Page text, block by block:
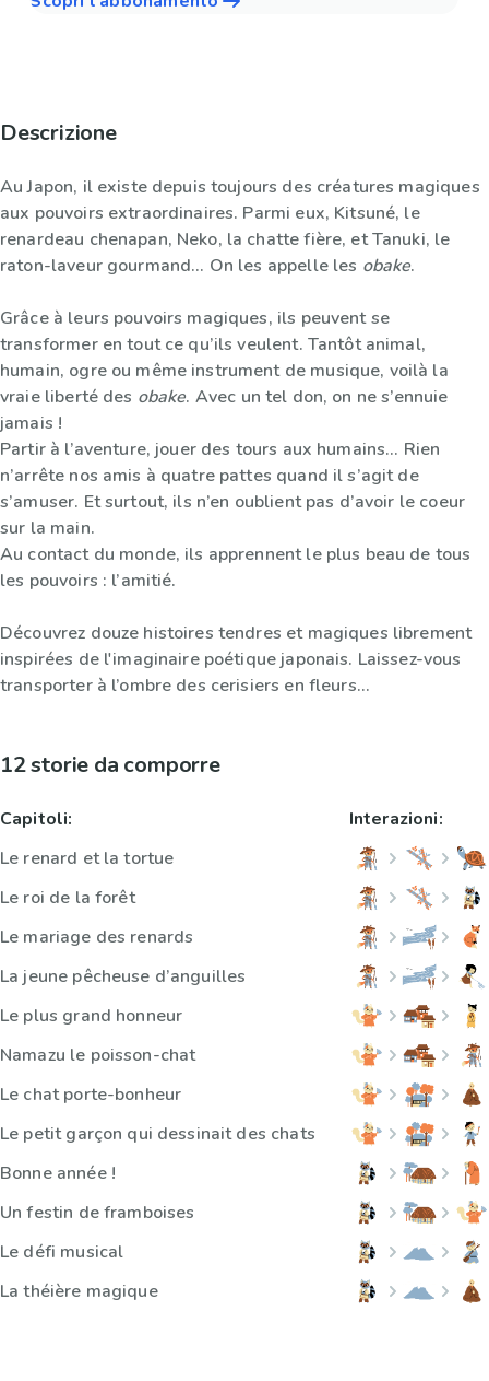
Descrizione
Au Japon, il existe depuis toujours des créatures magiques
aux pouvoirs extraordinaires. Parmi eux, Kitsuné, le
renardeau chenapan, Neko, la chatte fière, et Tanuki, le
raton-laveur gourmand... On les appelle les obake.
Grâce à leurs pouvoirs magiques, ils peuvent se
transformer en tout ce qu’ils veulent. Tantôt animal,
humain, ogre ou même instrument de musique, voilà la
vraie liberté des obake. Avec un tel don, on ne s’ennuie
jamais !
Partir à l’aventure, jouer des tours aux humains... Rien
n’arrête nos amis à quatre pattes quand il s’agit de
s’amuser. Et surtout, ils n’en oublient pas d’avoir le coeur
sur la main.
Au contact du monde, ils apprennent le plus beau de tous
les pouvoirs : l’amitié.
Découvrez douze histoires tendres et magiques librement
inspirées de l'imaginaire poétique japonais. Laissez-vous
transporter à l’ombre des cerisiers en fleurs...
12 storie da comporre
Capitoli:
Le renard et la tortue
Le roi de la forêt
Le mariage des renards
La jeune pêcheuse d’anguilles
Le plus grand honneur
Namazu le poisson-chat
Le chat porte-bonheur
Le petit garçon qui dessinait des chats
Bonne année !
Un festin de framboises
Le défi musical
La théière magique
Interazioni: